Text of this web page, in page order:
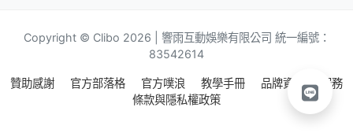
Copyright © Clibo 2026 | 響雨互動娛樂有限公司 統一編號：
83542614
贊助感謝 官方部落格 官方噗浪 教學手冊 品牌資源
服務
條款與隱私權政策